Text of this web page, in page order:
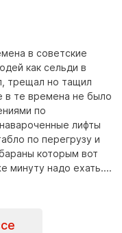
в советские
как сельди в
трещал но тащил
в те времена не было
по
лифты
по перегрузу и
которым вот
минуту надо ехать....